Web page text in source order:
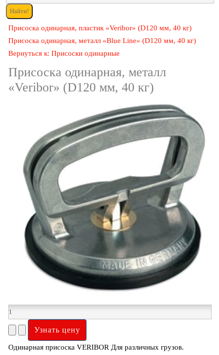
Присоска одинарная, пластик «Veribor» (D120 мм, 40 кг)
Присоска одинарная, металл «Blue Line» (D120 мм, 40 кг)
Вернуться к: Присоски одинарные
Присоска одинарная, металл
«Veribor» (D120 мм, 40 кг)
Одинарная присоска VERIBOR Для различных грузов.